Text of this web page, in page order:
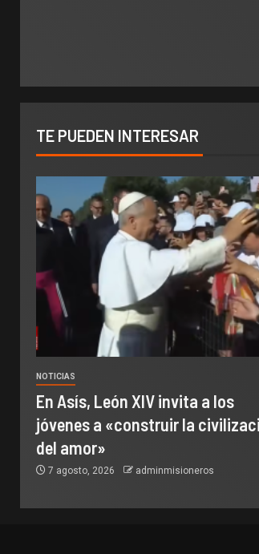
TE PUEDEN INTERESAR
NOTICIAS
En Asís, León XIV invita a los
jóvenes a «construir la
del amor»
7 agosto, 2026 adminmisioneros